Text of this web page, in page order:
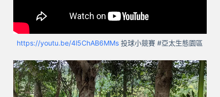
https://youtu.be/4l5ChAB6MMs 投球小競賽 #亞太生態園區